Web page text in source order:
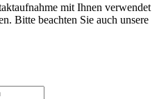
mit Ihnen verwendet
Bitte beachten Sie auch unsere